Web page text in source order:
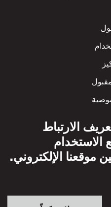
الارتباط
الاستخدام
موقعنا الإلكتروني.